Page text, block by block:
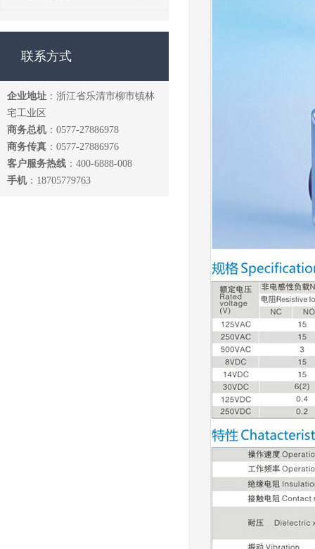
联系方式
企业地址 ：浙江省乐清市柳市镇林
宅工业区
商务总机 ：0577-27886978
商务传真 ：0577-27886976
客户服务热线 ：400-6888-008
手机 ：18705779763